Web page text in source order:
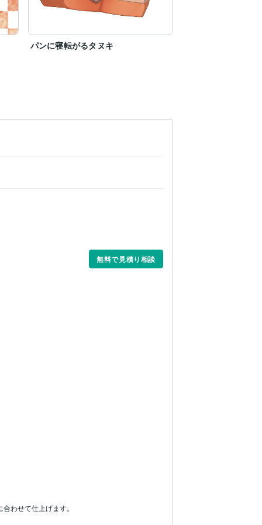
パンに寝転がるタヌキ
無料で見積り相談
わせて仕上げます。